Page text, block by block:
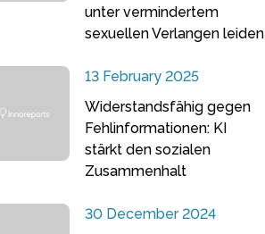
unter vermindertem
sexuellen Verlangen leiden
13 February 2025
Widerstandsfähig gegen
Fehlinformationen: KI
stärkt den sozialen
Zusammenhalt
30 December 2024